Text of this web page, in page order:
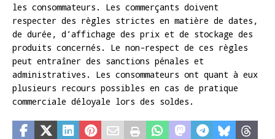
les consommateurs. Les commerçants doivent
respecter des règles strictes en matière de dates,
de durée, d’affichage des prix et de stockage des
produits concernés. Le non-respect de ces règles
peut entraîner des sanctions pénales et
administratives. Les consommateurs ont quant à eux
plusieurs recours possibles en cas de pratique
commerciale déloyale lors des soldes.